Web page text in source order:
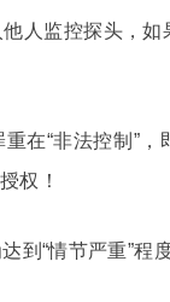
人监控探头，
在“非法控制”
权！
到“情节严重”程